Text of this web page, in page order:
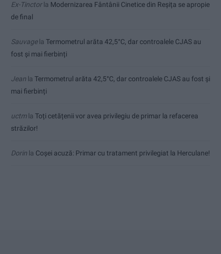
Ex-Tinctorla Modernizarea Fântânii Cinetice din Reșița se apropie
de final
Sauvagela Termometrul arăta 42,5°C, dar controalele CJAS au
fost și mai fierbinți
Jean la Termometrul arăta 42,5°C, dar controalele CJAS au fost și
mai fierbinți
uctmla Toți cetățenii vor avea privilegiu de primar la refacerea
străzilor!
Dorin la Coșei acuză: Primar cu tratament privilegiat la Herculane!